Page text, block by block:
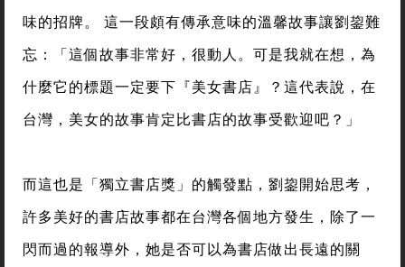
味的招牌。 這一段頗有傳承意味的溫馨故事讓劉鋆難
忘：「這個故事非常好，很動人。可是我就在想，為
什麼它的標題一定要下『美女書店』？這代表說，在
台灣，美女的故事肯定比書店的故事受歡迎吧？」
而這也是「獨立書店獎」的觸發點，劉鋆開始思考，
許多美好的書店故事都在台灣各個地方發生，除了一
閃而過的報導外，她是否可以為書店做出長遠的關